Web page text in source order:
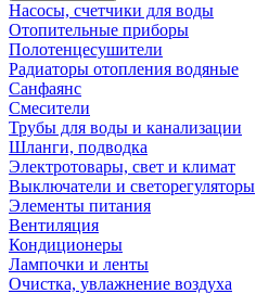
Насосы, счетчики для воды
Отопительные приборы
Полотенцесушители
Радиаторы отопления водяные
Санфаянс
Смесители
Трубы для воды и канализации
Шланги, подводка
Электротовары, свет и климат
Выключатели и светорегуляторы
Элементы питания
Вентиляция
Кондиционеры
Лампочки и ленты
Очистка, увлажнение воздуха